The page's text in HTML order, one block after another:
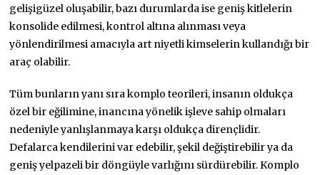
gelişigüzel oluşabilir, bazı durumlarda ise geniş kitlelerin
konsolide edilmesi, kontrol altına alınması veya
yönlendirilmesi amacıyla art niyetli kimselerin kullandığı bir
araç olabilir.
Tüm bunların yanı sıra komplo teorileri, insanın oldukça
özel bir eğilimine, inancına yönelik işleve sahip olmaları
nedeniyle yanlışlanmaya karşı oldukça dirençlidir.
Defalarca kendilerini var edebilir, şekil değiştirebilir ya da
geniş yelpazeli bir döngüyle varlığını sürdürebilir. Komplo